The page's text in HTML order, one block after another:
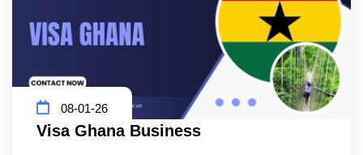
08-01-26
Visa Ghana Business